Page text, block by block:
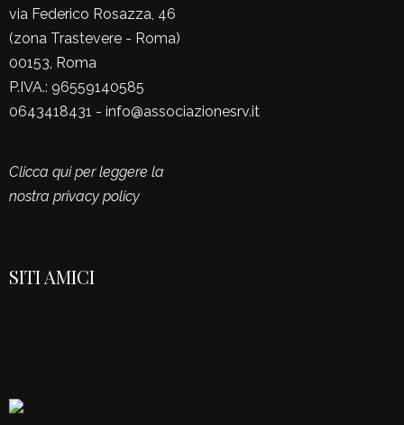
via Federico Rosazza, 46
(zona Trastevere - Roma)
00153, Roma
P.IVA.: 96559140585
0643418431 - info@associazionesrv.it
Clicca qui per leggere la
nostra privacy policy
SITI AMICI